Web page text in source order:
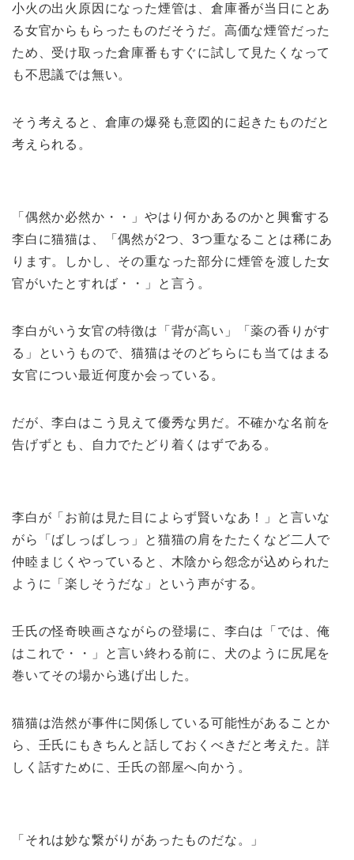
小火の出火原因になった煙管は、倉庫番が当日にとあ
る女官からもらったものだそうだ。高価な煙管だった
ため、受け取った倉庫番もすぐに試して見たくなって
も不思議では無い。
そう考えると、倉庫の爆発も意図的に起きたものだと
考えられる。
「偶然か必然か・・」やはり何かあるのかと興奮する
李白に猫猫は、「偶然が2つ、3つ重なることは稀にあ
ります。しかし、その重なった部分に煙管を渡した女
官がいたとすれば・・」と言う。
李白がいう女官の特徴は「背が高い」「薬の香りがす
る」というもので、猫猫はそのどちらにも当てはまる
女官につい最近何度か会っている。
だが、李白はこう見えて優秀な男だ。不確かな名前を
告げずとも、自力でたどり着くはずである。
李白が「お前は見た目によらず賢いなあ！」と言いな
がら「ばしっばしっ」と猫猫の肩をたたくなど二人で
仲睦まじくやっていると、木陰から怨念が込められた
ように「楽しそうだな」という声がする。
壬氏の怪奇映画さながらの登場に、李白は「では、俺
はこれで・・」と言い終わる前に、犬のように尻尾を
巻いてその場から逃げ出した。
猫猫は浩然が事件に関係している可能性があることか
ら、壬氏にもきちんと話しておくべきだと考えた。詳
しく話すために、壬氏の部屋へ向かう。
「それは妙な繋がりがあったものだな。」